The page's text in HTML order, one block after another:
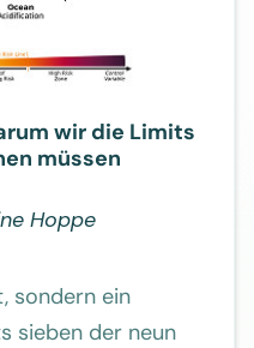
wir die Limits
müssen
Hoppe
sondern ein
sieben der neun